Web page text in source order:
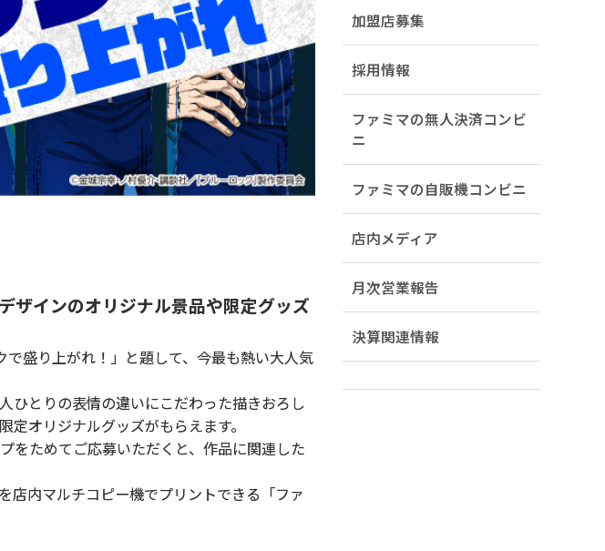
ザインのオリジナル景品や限定グッズ
盛り上がれ！」と題して、今最も熱い大人気
ひとりの表情の違いにこだわった描きおろし
オリジナルグッズがもらえます。
をためてご応募いただくと、作品に関連した
店内マルチコピー機でプリントできる「ファ
加盟店募集
採用情報
ファミマの無人決済コンビ
ニ
ファミマの自販機コンビニ
店内メディア
月次営業報告
決算関連情報